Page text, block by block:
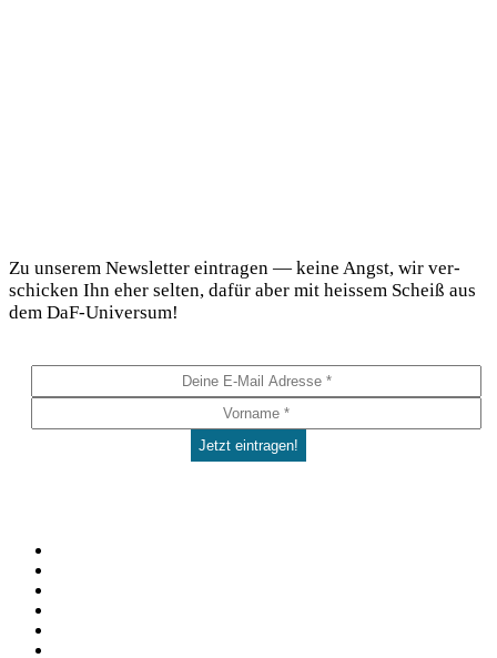
Zu unse­rem News­let­ter ein­tra­gen — kei­ne Angst, wir ver­
schi­cken Ihn eher sel­ten, dafür aber mit heis­sem Scheiß aus
dem DaF-Universum!